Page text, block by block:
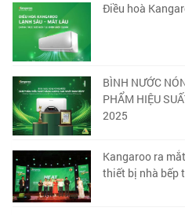
Điều hoà
BÌNH NƯỚC
PHẨM HIỆU
2025
Kangaroo ra
thiết bị nhà bếp